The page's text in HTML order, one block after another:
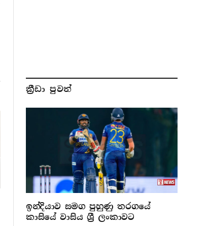
ක්‍රීඩා පුවත්
ඉන්දියාව සමග පුහුණු තරගයේ
කාසියේ වාසිය ශ්‍රී ලංකාවට